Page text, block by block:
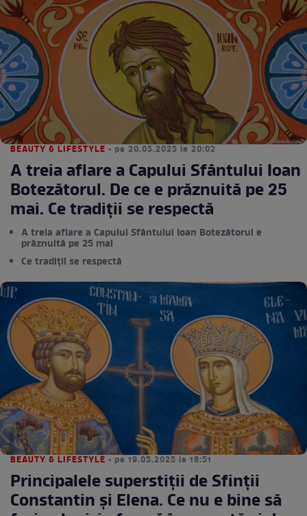
BEAUTY & LIFESTYLE • pe 20.05.2025 la 20:02
A treia aflare a Capului Sfântului Ioan
Botezătorul. De ce e prăznuită pe 25
mai. Ce tradiții se respectă
A treia aflare a Capului Sfântului Ioan Botezătorul e
prăznuită pe 25 mai
Ce tradiții se respectă
BEAUTY & LIFESTYLE • pe 19.05.2025 la 18:51
Principalele superstiții de Sfinții
Constantin și Elena. Ce nu e bine să